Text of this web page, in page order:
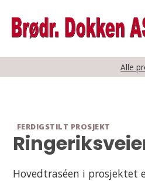
Alle
FERDIGSTILT PROSJEKT
Hovedtraséen i prosjektet